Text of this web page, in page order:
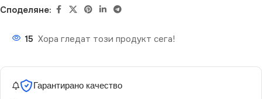
Споделяне:
15 Хора гледат този продукт сега!
Гарантирано качество